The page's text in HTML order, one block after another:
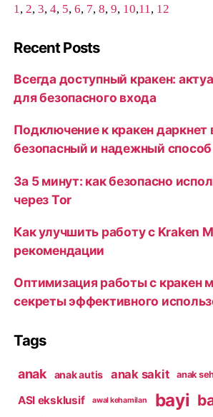
1 , 2,3,4, 5,6, 7,8,9, 10,11 , 12
Recent Posts
Всегда доступный кракен:
для безопасного входа
Подключение к кракен даркнет
безопасный и надежный способ
За 5 минут: как безопасно
через Tor
Как улучшить работу с Kraken
рекомендации
Оптимизация работы с кракен
секреты эффективного
Tags
anak anak autis anak sakit anak
ASI eksklusif
awal kehamilan bayi